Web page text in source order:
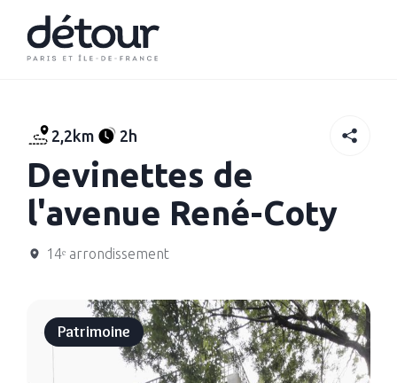
2,2km 2h
Devinettes de
l'avenue René-Coty
14ᵉ arrondissement
Patrimoine